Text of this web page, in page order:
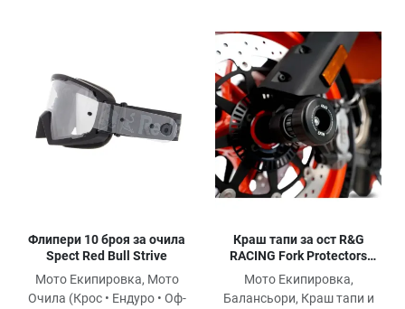
Сравни продукт
Quick View
Флипери 10 броя за очила
Spect Red Bull Strive
Мото Екипировка, Мото
Очила (Крос • Ендуро • Оф-
Краш тапи за ост R&G
RACING Fork Protectors
CFMOTO 800MT / HUSQ
NORDEN 901
Мото Екипировка,
Балансьори, Краш тапи и